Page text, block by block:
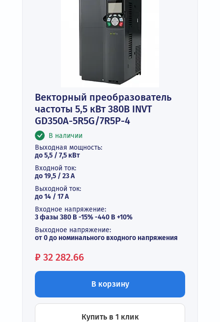
Векторный преобразователь
частоты 5,5 кВт 380В INVT
GD350A-5R5G/7R5P-4
В наличии
Выходная мощность:
до 5,5 / 7,5 кВт
Входной ток:
до 19,5 / 23 А
Выходной ток:
до 14 / 17 A
Входное напряжение:
3 фазы 380 В -15% -440 В +10%
Выходное напряжение:
от 0 до номинального входного напряжения
Цена:
₽ 32 282.66
В корзину
Купить в 1 клик